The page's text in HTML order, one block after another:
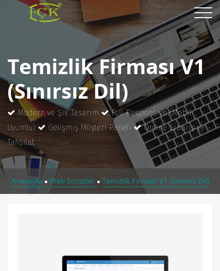
Temizlik Firması V1
(Sınırsız Dil)
Modern ve Şık Tasarım
Full Responsive (Mobil
Uyumlu)
Gelişmiş Müşteri Paneli
Online Sipariş ve
Tahsilat
Anasayfa ● Web Scriptler ● Temizlik Firması V1 (Sınırsız Dil)